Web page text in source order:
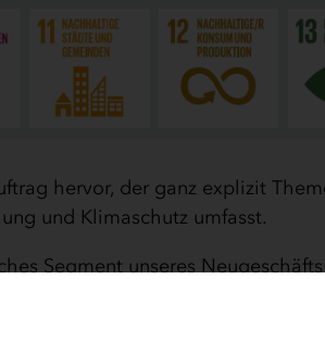
hervor, der ganz explizit
und Klimaschutz umfasst.
Segment unseres
die Wirkung unserer